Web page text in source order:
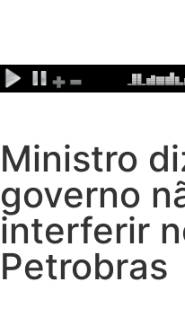
Ministro
governo
interferir
Petrobras